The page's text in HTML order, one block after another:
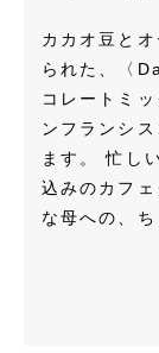
カカオ豆と
られた、〈
コレートミ
ンフランシ
ます。 忙し
込みのカフ
な母への、